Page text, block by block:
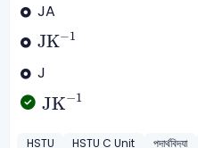
JA
JK−1
JK-1
J
JK−1
JK-1
HSTU HSTU C Unit পদার্থবিদ্যা